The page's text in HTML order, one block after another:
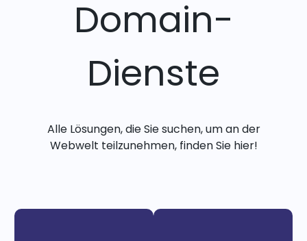
Domain-
Dienste
Alle Lösungen, die Sie suchen, um an der
Webwelt teilzunehmen, finden Sie hier!